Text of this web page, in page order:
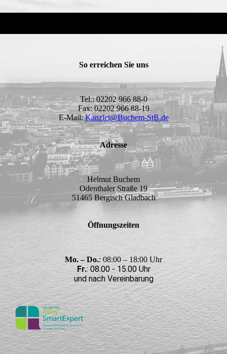
So erreichen Sie uns
Tel.: 02202 966 88-0
Fax: 02202 966 88-19
E-Mail:Kanzlei@Buchem-StB.de
Adresse
Helmut Buchem
Odenthaler Straße 19
51465 Bergisch Gladbach
Öffnungszeiten
Mo. – Do.: 08:00 – 18:00 Uhr
Fr.: 08.00 - 15.00 Uhr
und nach Vereinbarung